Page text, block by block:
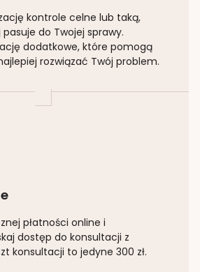
kontrole celne lub taką,
do Twojej sprawy.
dodatkowe, które pomogą
rozwiązać Twój problem.
płatności online i
dostęp do konsultacji z
konsultacji to jedyne 300 zł.